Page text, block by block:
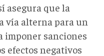
asegura que la
vía alterna para un
imponer sanciones
efectos negativos